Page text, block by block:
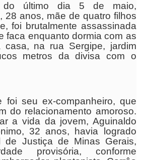
do último dia 5 de maio,
28 anos, mãe de quatro filhos
foi brutalmente assassinada
faca enquanto dormia com as
casa, na rua Sergipe, jardim
metros da divisa com o
foi seu ex-companheiro, que
do relacionamento amoroso.
a vida da jovem, Aguinaldo
32 anos, havia logrado
de Justiça de Minas Gerais,
provisória, conforme